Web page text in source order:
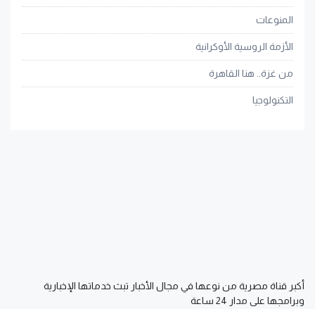
المنوعات
الأزمة الروسية الأوكرانية
من غزة.. هنا القاهرة
التكنولوجيا
أكبر قناة مصرية من نوعها في مجال الأخبار تبث خدماتها الإخبارية
وبرامجها على مدار 24 ساعة